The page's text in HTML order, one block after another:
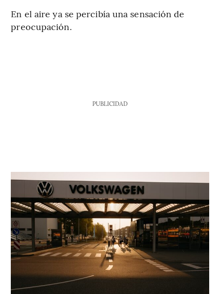
En el aire ya se percibía una sensación de
preocupación.
PUBLICIDAD